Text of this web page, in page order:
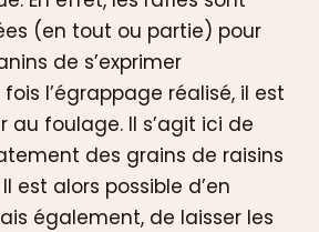
(en tout ou partie) pour
de s’exprimer
l’égrappage réalisé, il est
au foulage. Il s’agit ici de
des grains de raisins
est alors possible d’en
également, de laisser les